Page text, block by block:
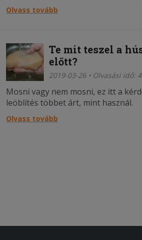
Olvass tovább
Te mit teszel a
előtt?
2019-03-26 • Olvasási idő:
Mosni vagy nem mosni, ez itt a
leöblítés többet árt, mint használ.
Olvass tovább